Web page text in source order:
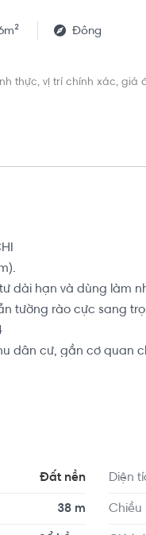
Đông
thực, vị trí chính xác, giá
dài hạn và dùng làm
tường rào cực sang
dân cư, gần cơ quan
dục thể thao, khu du
Đất nền Diện
38 m Chiều